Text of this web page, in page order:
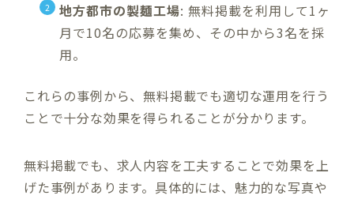
地方都市の製麺工場: 無料掲載を利用して1ヶ
月で10名の応募を集め、その中から3名を採
用。
これらの事例から、無料掲載でも適切な運用を行う
ことで十分な効果を得られることが分かります。
無料掲載でも、求人内容を工夫することで効果を上
げた事例があります。具体的には、魅力的な写真や